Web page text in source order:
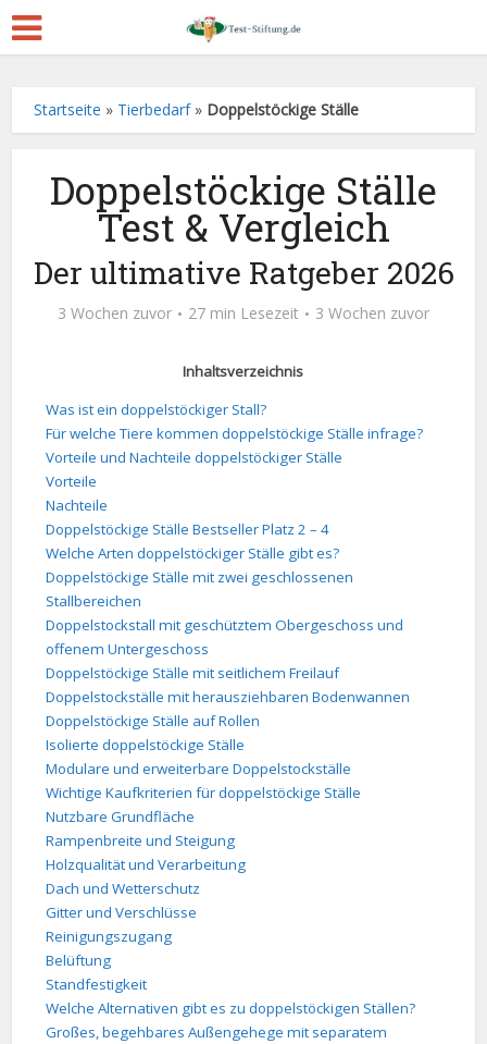
Startseite » Tierbedarf» Doppelstöckige Ställe
Doppelstöckige Ställe
Test & Vergleich
Der ultimative Ratgeber 2026
3 Wochen zuvor 27 min Lesezeit 3 Wochen zuvor
Inhaltsverzeichnis
Was ist ein doppelstöckiger Stall?
Für welche Tiere kommen doppelstöckige Ställe infrage?
Vorteile und Nachteile doppelstöckiger Ställe
Vorteile
Nachteile
Doppelstöckige Ställe Bestseller Platz 2 – 4
Welche Arten doppelstöckiger Ställe gibt es?
Doppelstöckige Ställe mit zwei geschlossenen
Stallbereichen
Doppelstockstall mit geschütztem Obergeschoss und
offenem Untergeschoss
Doppelstöckige Ställe mit seitlichem Freilauf
Doppelstockställe mit herausziehbaren Bodenwannen
Doppelstöckige Ställe auf Rollen
Isolierte doppelstöckige Ställe
Modulare und erweiterbare Doppelstockställe
Wichtige Kaufkriterien für doppelstöckige Ställe
Nutzbare Grundfläche
Rampenbreite und Steigung
Holzqualität und Verarbeitung
Dach und Wetterschutz
Gitter und Verschlüsse
Reinigungszugang
Belüftung
Standfestigkeit
Welche Alternativen gibt es zu doppelstöckigen Ställen?
Großes, begehbares Außengehege mit separatem